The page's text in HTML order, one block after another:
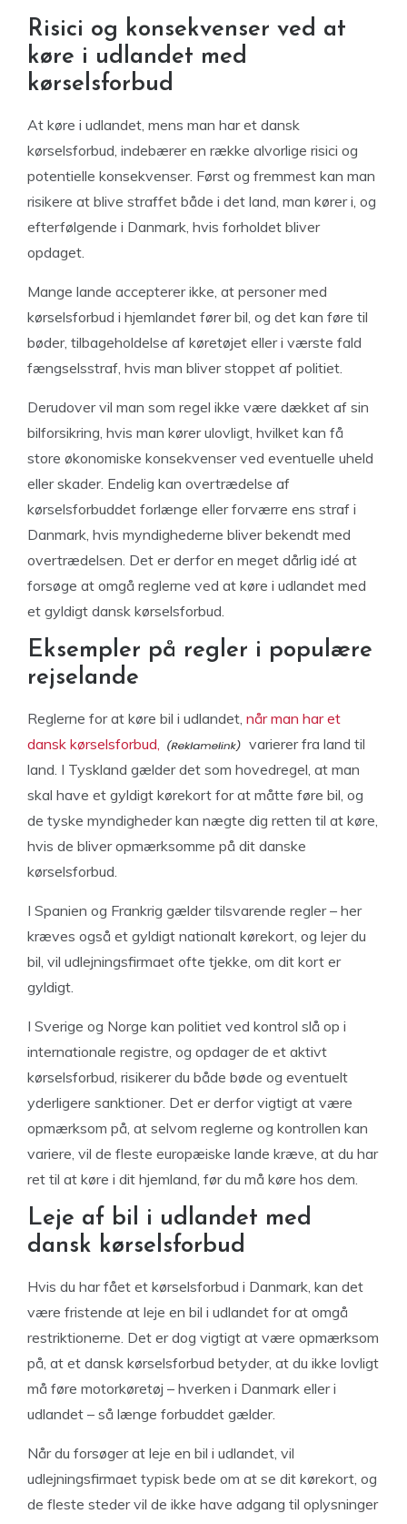
Risici og konsekvenser ved at
køre i udlandet med
kørselsforbud
At køre i udlandet, mens man har et dansk
kørselsforbud, indebærer en række alvorlige risici og
potentielle konsekvenser. Først og fremmest kan man
risikere at blive straffet både i det land, man kører i, og
efterfølgende i Danmark, hvis forholdet bliver
opdaget.
Mange lande accepterer ikke, at personer med
kørselsforbud i hjemlandet fører bil, og det kan føre til
bøder, tilbageholdelse af køretøjet eller i værste fald
fængselsstraf, hvis man bliver stoppet af politiet.
Derudover vil man som regel ikke være dækket af sin
bilforsikring, hvis man kører ulovligt, hvilket kan få
store økonomiske konsekvenser ved eventuelle uheld
eller skader. Endelig kan overtrædelse af
kørselsforbuddet forlænge eller forværre ens straf i
Danmark, hvis myndighederne bliver bekendt med
overtrædelsen. Det er derfor en meget dårlig idé at
forsøge at omgå reglerne ved at køre i udlandet med
et gyldigt dansk kørselsforbud.
Eksempler på regler i populære
rejselande
Reglerne for at køre bil i udlandet, når man har et
dansk kørselsforbud,
varierer fra land til
land. I Tyskland gælder det som hovedregel, at man
skal have et gyldigt kørekort for at måtte føre bil, og
de tyske myndigheder kan nægte dig retten til at køre,
hvis de bliver opmærksomme på dit danske
kørselsforbud.
I Spanien og Frankrig gælder tilsvarende regler – her
kræves også et gyldigt nationalt kørekort, og lejer du
bil, vil udlejningsfirmaet ofte tjekke, om dit kort er
gyldigt.
I Sverige og Norge kan politiet ved kontrol slå op i
internationale registre, og opdager de et aktivt
kørselsforbud, risikerer du både bøde og eventuelt
yderligere sanktioner. Det er derfor vigtigt at være
opmærksom på, at selvom reglerne og kontrollen kan
variere, vil de fleste europæiske lande kræve, at du har
ret til at køre i dit hjemland, før du må køre hos dem.
Leje af bil i udlandet med
dansk kørselsforbud
Hvis du har fået et kørselsforbud i Danmark, kan det
være fristende at leje en bil i udlandet for at omgå
restriktionerne. Det er dog vigtigt at være opmærksom
på, at et dansk kørselsforbud betyder, at du ikke lovligt
må føre motorkøretøj – hverken i Danmark eller i
udlandet – så længe forbuddet gælder.
Når du forsøger at leje en bil i udlandet, vil
udlejningsfirmaet typisk bede om at se dit kørekort, og
de fleste steder vil de ikke have adgang til oplysninger